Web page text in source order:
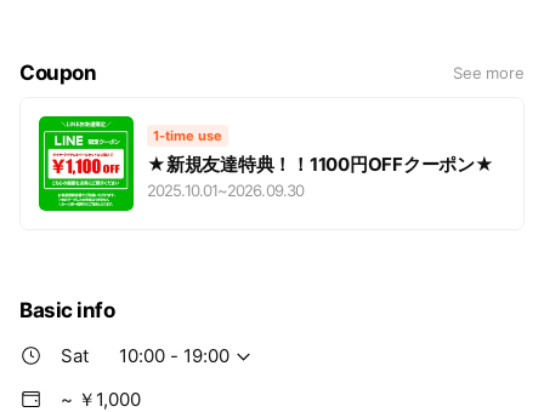
Coupon See more
1-time use
★新規友達特典！！1100円OFFクーポン★
2025.10.01~2026.09.30
Basic info
Sat
10:00 - 19:00
~ ￥1,000